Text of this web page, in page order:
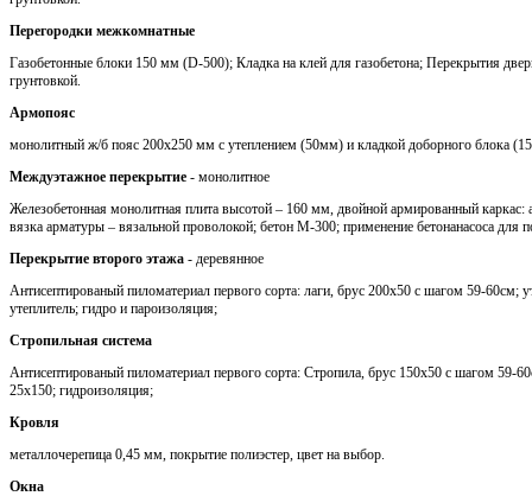
Перегородки межкомнатные
Газобетонные блоки 150 мм (D-500); Кладка на клей для газобетона; Перекрытия
грунтовкой.
Армопояс
монолитный ж/б пояс 200х250 мм с утеплением (50мм) и кладкой доборного блока
Междуэтажное перекрытие - монолитное
Железобетонная монолитная плита высотой – 160 мм, двойной армированный
вязка арматуры – вязальной проволокой; бетон М-300; применение бетонанасоса для
Перекрытие второго этажа - деревянное
Антисептированый пиломатериал первого сорта: лаги, брус 200х50 с шагом 59-
утеплитель; гидро и пароизоляция;
Стропильная система
Антисептированый пиломатериал первого сорта: Стропила, брус 150х50 с шагом 59-
25х150; гидроизоляция;
Кровля
металлочерепица 0,45 мм, покрытие полиэстер, цвет на выбор.
Окна